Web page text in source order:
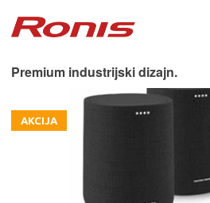
Premium industrijski dizajn.
AKCIJA